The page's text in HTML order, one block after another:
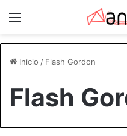
Inicio / Flash Gordon
Flash